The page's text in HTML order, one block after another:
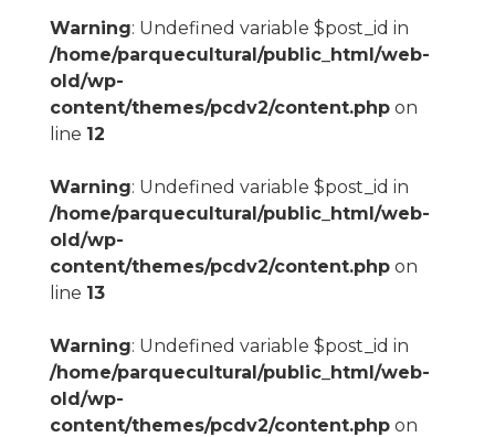
Warning: Undefined variable $post_id in
/home/parquecultural/public_html/web-
old/wp-
content/themes/pcdv2/content.phpon
line 12
Warning: Undefined variable $post_id in
/home/parquecultural/public_html/web-
old/wp-
content/themes/pcdv2/content.phpon
line 13
Warning: Undefined variable $post_id in
/home/parquecultural/public_html/web-
old/wp-
content/themes/pcdv2/content.phpon